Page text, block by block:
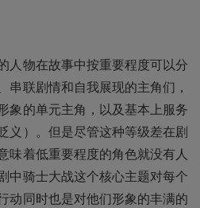
人物在故事中按重要程度可以分
串联剧情和自我展现的主角们，
象的单元主角，以及基本上服务
义）。但是尽管这种等级差在剧
味着低重要程度的角色就没有人
中骑士大战这个核心主题对每个
动同时也是对他们形象的丰满的